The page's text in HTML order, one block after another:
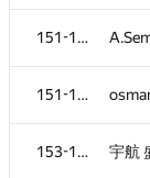
151-152
151-152
153-154 宇航